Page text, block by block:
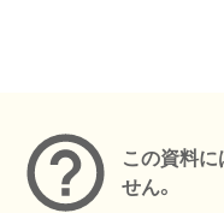
この資料
せん。